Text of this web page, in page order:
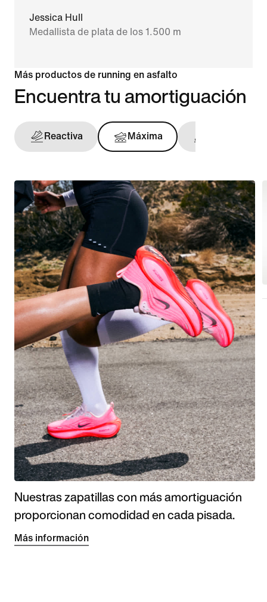
Jessica Hull
Medallista de plata de los 1.500 m
Más productos de running en asfalto
Encuentra tu amortiguación
Reactiva Máxima
Nuestras zapatillas con más amortiguación
proporcionan comodidad en cada pisada.
Más información